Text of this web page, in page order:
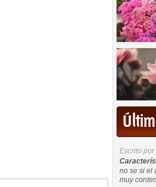
Escrito por
no se si el
muy